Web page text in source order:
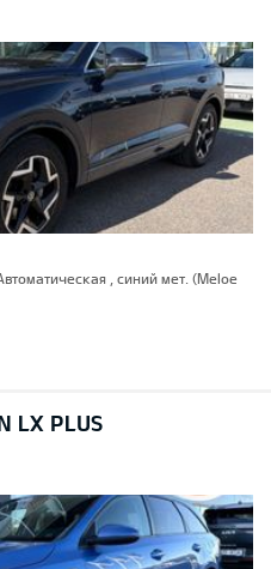
, синий мет. (Meloe
LX PLUS